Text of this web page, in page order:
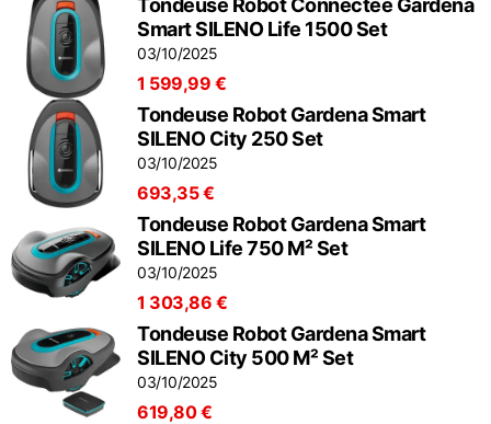
Smart SILENO Life 1500 Set
03/10/2025
1 599,99 €
Tondeuse Robot Gardena Smart
SILENO City 250 Set
03/10/2025
693,35 €
Tondeuse Robot Gardena Smart
SILENO Life 750 M² Set
03/10/2025
1 303,86 €
Tondeuse Robot Gardena Smart
SILENO City 500 M² Set
03/10/2025
619,80 €